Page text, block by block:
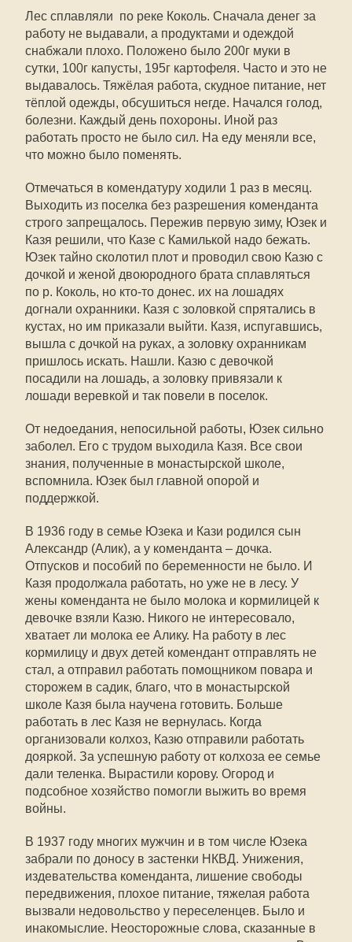
Лес сплавляли по реке Коколь. Сначала денег за
работу не выдавали, а продуктами и одеждой
снабжали плохо. Положено было 200г муки в
сутки, 100г капусты, 195г картофеля. Часто и это не
выдавалось. Тяжёлая работа, скудное питание, нет
тёплой одежды, обсушиться негде. Начался голод,
болезни. Каждый день похороны. Иной раз
работать просто не было сил. На еду меняли все,
что можно было поменять.
Отмечаться в комендатуру ходили 1 раз в месяц.
Выходить из поселка без разрешения коменданта
строго запрещалось. Пережив первую зиму, Юзек и
Казя решили, что Казе с Камилькой надо бежать.
Юзек тайно сколотил плот и проводил свою Казю с
дочкой и женой двоюродного брата сплавляться
по р. Коколь, но кто-то донес. их на лошадях
догнали охранники. Казя с золовкой спрятались в
кустах, но им приказали выйти. Казя, испугавшись,
вышла с дочкой на руках, а золовку охранникам
пришлось искать. Нашли. Казю с девочкой
посадили на лошадь, а золовку привязали к
лошади веревкой и так повели в поселок.
От недоедания, непосильной работы, Юзек сильно
заболел. Его с трудом выходила Казя. Все свои
знания, полученные в монастырской школе,
вспомнила. Юзек был главной опорой и
поддержкой.
В 1936 году в семье Юзека и Кази родился сын
Александр (Алик), а у коменданта – дочка.
Отпусков и пособий по беременности не было. И
Казя продолжала работать, но уже не в лесу. У
жены коменданта не было молока и кормилицей к
девочке взяли Казю. Никого не интересовало,
хватает ли молока ее Алику. На работу в лес
кормилицу и двух детей комендант отправлять не
стал, а отправил работать помощником повара и
сторожем в садик, благо, что в монастырской
школе Казя была научена готовить. Больше
работать в лес Казя не вернулась. Когда
организовали колхоз, Казю отправили работать
дояркой. За успешную работу от колхоза ее семье
дали теленка. Вырастили корову. Огород и
подсобное хозяйство помогли выжить во время
войны.
В 1937 году многих мужчин и в том числе Юзека
забрали по доносу в застенки НКВД. Унижения,
издевательства коменданта, лишение свободы
передвижения, плохое питание, тяжелая работа
вызвали недовольство у переселенцев. Было и
инакомыслие. Неосторожные слова, сказанные в